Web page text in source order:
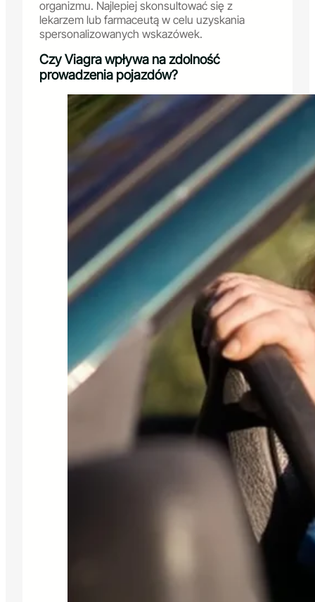
organizmu. Najlepiej skonsultować się z
lekarzem lub farmaceutą w celu uzyskania
spersonalizowanych wskazówek.
Czy Viagra wpływa na zdolność
prowadzenia pojazdów?